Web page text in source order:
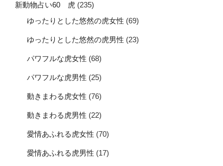
新動物占い60 虎 (235)
ゆったりとした悠然の虎女性 (69)
ゆったりとした悠然の虎男性 (23)
パワフルな虎女性 (68)
パワフルな虎男性 (25)
動きまわる虎女性 (76)
動きまわる虎男性 (22)
愛情あふれる虎女性 (70)
愛情あふれる虎男性 (17)